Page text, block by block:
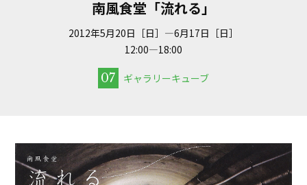
南風食堂「流れる」
2012年5月20日［日］—6月17日［日］
12:00—18:00
07 ギャラリーキューブ